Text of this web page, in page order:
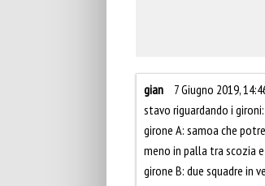
gian
7 Giugno 2019,
stavo riguardando i gironi:
girone A: samoa che
meno in palla tra scozia
girone B: due squadre in